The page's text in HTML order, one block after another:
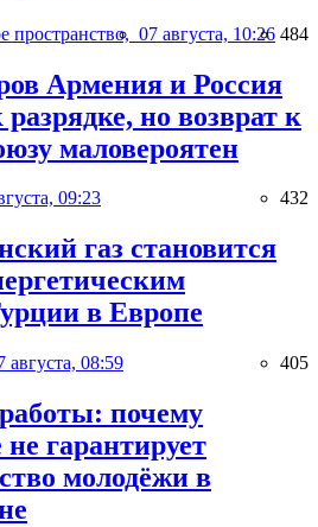
пространство, 07 августа, 10:26 484
Армения и Россия
но возврат к
маловероятен
09:23 432
газ становится
в Европе
августа, 08:59 405
почему
не гарантирует
молодёжи в